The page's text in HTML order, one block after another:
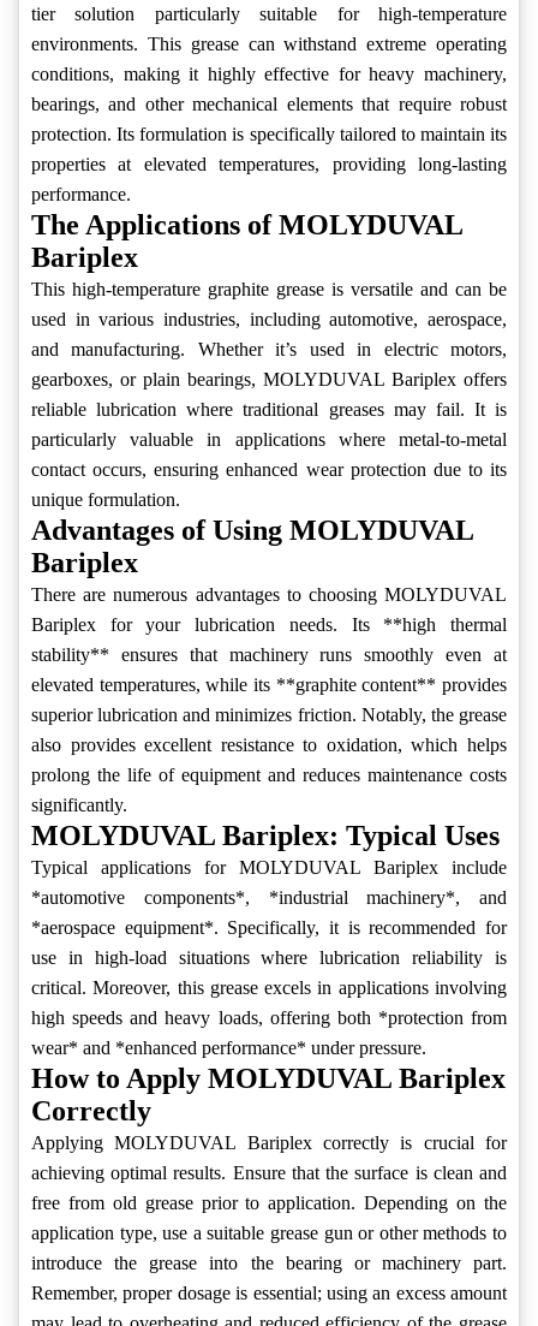
tier solution particularly suitable for high-temperature
environments. This grease can withstand extreme operating
conditions, making it highly effective for heavy machinery,
bearings, and other mechanical elements that require robust
protection. Its formulation is specifically tailored to maintain its
properties at elevated temperatures, providing long-lasting
performance.
The Applications of MOLYDUVAL
Bariplex
This high-temperature graphite grease is versatile and can be
used in various industries, including automotive, aerospace,
and manufacturing. Whether it’s used in electric motors,
gearboxes, or plain bearings, MOLYDUVAL Bariplex offers
reliable lubrication where traditional greases may fail. It is
particularly valuable in applications where metal-to-metal
contact occurs, ensuring enhanced wear protection due to its
unique formulation.
Advantages of Using MOLYDUVAL
Bariplex
There are numerous advantages to choosing MOLYDUVAL
Bariplex for your lubrication needs. Its **high thermal
stability** ensures that machinery runs smoothly even at
elevated temperatures, while its **graphite content** provides
superior lubrication and minimizes friction. Notably, the grease
also provides excellent resistance to oxidation, which helps
prolong the life of equipment and reduces maintenance costs
significantly.
MOLYDUVAL Bariplex: Typical Uses
Typical applications for MOLYDUVAL Bariplex include
*automotive components*, *industrial machinery*, and
*aerospace equipment*. Specifically, it is recommended for
use in high-load situations where lubrication reliability is
critical. Moreover, this grease excels in applications involving
high speeds and heavy loads, offering both *protection from
wear* and *enhanced performance* under pressure.
How to Apply MOLYDUVAL Bariplex
Correctly
Applying MOLYDUVAL Bariplex correctly is crucial for
achieving optimal results. Ensure that the surface is clean and
free from old grease prior to application. Depending on the
application type, use a suitable grease gun or other methods to
introduce the grease into the bearing or machinery part.
Remember, proper dosage is essential; using an excess amount